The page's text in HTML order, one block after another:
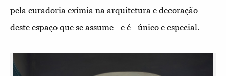
pela curadoria exímia na arquitetura e decoração
deste espaço que se assume - e é - único e especial.